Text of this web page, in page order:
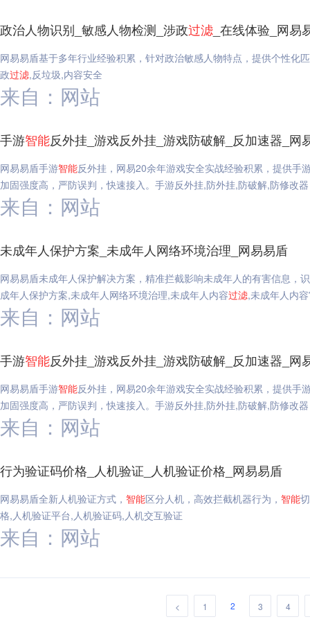
政治人物识别_敏感人物检测_涉政过滤 _在线体验_网易
网易易盾基于多年行业经验积累，针对政治敏感人物特点，提供个性化
政过滤,反垃圾,内容安全
来自：网站
手游智能反外挂_游戏反外挂_游戏防破解_反加速器_网
网易易盾手游智能反外挂，网易20余年游戏安全实战经验积累，提供手
加固强度高，严防误判，快速接入。手游反外挂,防外挂,防破解,防修改
来自：网站
未成年人保护方案_未成年人网络环境治理_网易易盾
网易易盾未成年人保护解决方案，精准拦截影响未成年人的有害信息
成年人保护方案,未成年人网络环境治理,未成年人内容过滤,未成年人内
来自：网站
手游智能反外挂_游戏反外挂_游戏防破解_反加速器_网
网易易盾手游智能反外挂，网易20余年游戏安全实战经验积累，提供手
加固强度高，严防误判，快速接入。手游反外挂,防外挂,防破解,防修改
来自：网站
行为验证码价格_人机验证_人机验证价格_网易易盾
网易易盾全新人机验证方式， 智能区分人机，高效拦截机器行为， 智能
格,人机验证平台,人机验证码,人机交互验证
来自：网站
< 1 2 3 4